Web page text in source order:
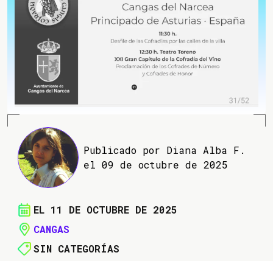
Publicado por Diana Alba F.
el 09 de octubre de 2025
EL 11 DE OCTUBRE DE 2025
CANGAS
SIN CATEGORÍAS